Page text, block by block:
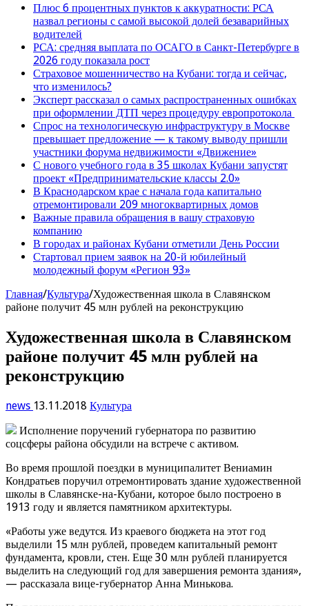
Плюс 6 процентных пунктов к аккуратности: РСА
назвал регионы с самой высокой долей безаварийных
водителей
РСА: средняя выплата по ОСАГО в Санкт-Петербурге в
2026 году показала рост
Страховое мошенничество на Кубани: тогда и сейчас,
что изменилось?
Эксперт рассказал о самых распространенных ошибках
при оформлении ДТП через процедуру европротокола
Спрос на технологическую инфраструктуру в Москве
превышает предложение — к такому выводу пришли
участники форума недвижимости «Движение»
С нового учебного года в 35 школах Кубани запустят
проект «Предпринимательские классы 2.0»
В Краснодарском крае с начала года капитально
отремонтировали 209 многоквартирных домов
Важные правила обращения в вашу страховую
компанию
В городах и районах Кубани отметили День России
Стартовал прием заявок на 20-й юбилейный
молодежный форум «Регион 93»
Главная/Культура/Художественная школа в Славянском
районе получит 45 млн рублей на реконструкцию
Художественная школа в Славянском
районе получит 45 млн рублей на
реконструкцию
news 13.11.2018 Культура
Исполнение поручений губернатора по развитию
соцсферы района обсудили на встрече с активом.
Во время прошлой поездки в муниципалитет Вениамин
Кондратьев поручил отремонтировать здание художественной
школы в Славянске-на-Кубани, которое было построено в
1913 году и является памятником архитектуры.
«Работы уже ведутся. Из краевого бюджета на этот год
выделили 15 млн рублей, проведем капитальный ремонт
фундамента, кровли, стен. Еще 30 млн рублей планируется
выделить на следующий год для завершения ремонта здания»,
— рассказала вице-губернатор Анна Минькова.